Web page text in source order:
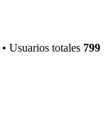
• Usuarios totales 799